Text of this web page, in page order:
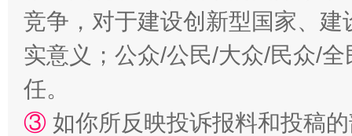
扯下公款旅游的“隐身衣” 如何以
竞争，对于建设创新型国家、
实意义；公众/公民/大众/民众/
任。
③ 如你所反映投诉报料和投稿